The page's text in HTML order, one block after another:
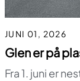
JUNI 01, 2026
Glen er på
Fra 1. juni er